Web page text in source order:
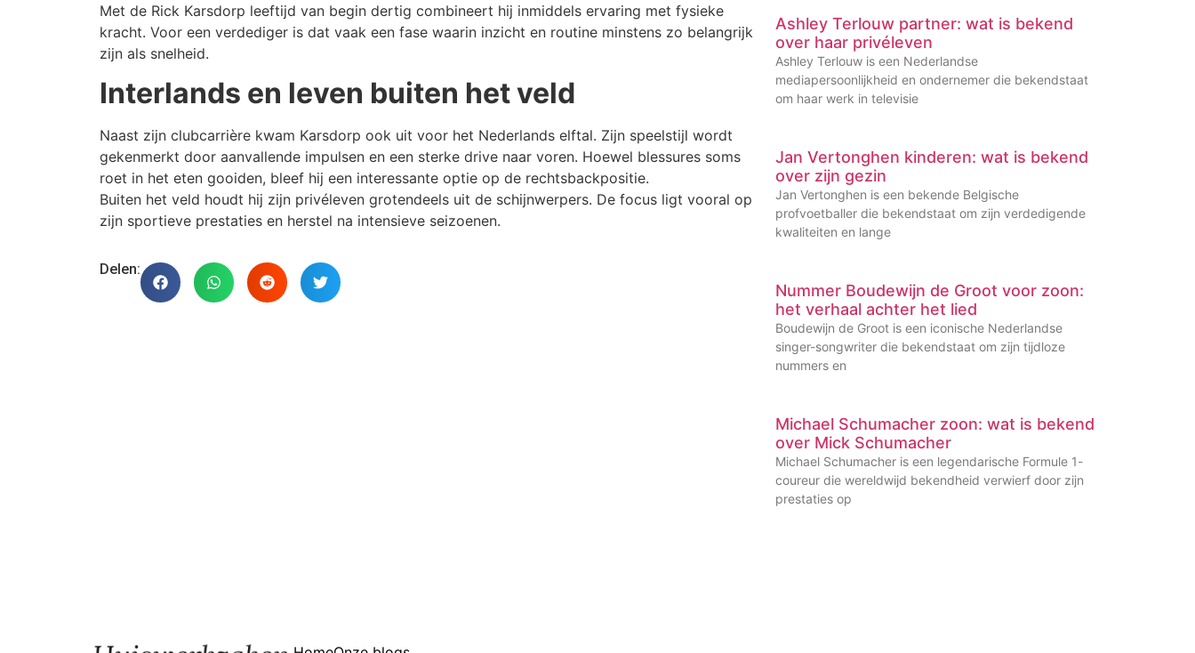
Met de Rick Karsdorp leeftijd van begin dertig combineert hij inmiddels ervaring met fysieke
kracht. Voor een verdediger is dat vaak een fase waarin inzicht en routine minstens zo belangrijk
zijn als snelheid.
Interlands en leven buiten het veld
Naast zijn clubcarrière kwam Karsdorp ook uit voor het Nederlands elftal. Zijn speelstijl wordt
gekenmerkt door aanvallende impulsen en een sterke drive naar voren. Hoewel blessures soms
roet in het eten gooiden, bleef hij een interessante optie op de rechtsbackpositie.
Buiten het veld houdt hij zijn privéleven grotendeels uit de schijnwerpers. De focus ligt vooral op
zijn sportieve prestaties en herstel na intensieve seizoenen.
Delen:
Ashley Terlouw partner: wat is bekend
over haar privéleven
Ashley Terlouw is een Nederlandse
mediapersoonlijkheid en ondernemer die bekendstaat
om haar werk in televisie
Jan Vertonghen kinderen: wat is bekend
over zijn gezin
Jan Vertonghen is een bekende Belgische
profvoetballer die bekendstaat om zijn verdedigende
kwaliteiten en lange
Nummer Boudewijn de Groot voor zoon:
het verhaal achter het lied
Boudewijn de Groot is een iconische Nederlandse
singer-songwriter die bekendstaat om zijn tijdloze
nummers en
Michael Schumacher zoon: wat is bekend
over Mick Schumacher
Michael Schumacher is een legendarische Formule 1-
coureur die wereldwijd bekendheid verwierf door zijn
prestaties op